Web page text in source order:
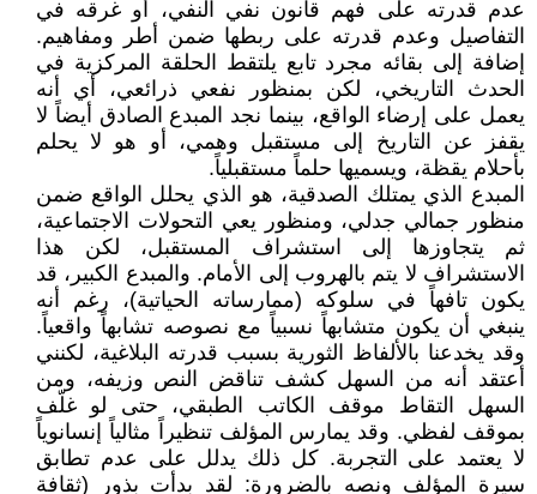
عدم قدرته على فهم قانون نفي النفي، أو غرقه في
التفاصيل وعدم قدرته على ربطها ضمن أطر ومفاهيم.
إضافة إلى بقائه مجرد تابع يلتقط الحلقة المركزية في
الحدث التاريخي، لكن بمنظور نفعي ذرائعي، أي أنه
يعمل على إرضاء الواقع، بينما نجد المبدع الصادق أيضاً لا
يقفز عن التاريخ إلى مستقبل وهمي، أو هو لا يحلم
بأحلام يقظة، ويسميها حلماً مستقبلياً.
المبدع الذي يمتلك الصدقية، هو الذي يحلل الواقع ضمن
منظور جمالي جدلي، ومنظور يعي التحولات الاجتماعية،
ثم يتجاوزها إلى استشراف المستقبل، لكن هذا
الاستشراف لا يتم بالهروب إلى الأمام. والمبدع الكبير، قد
يكون تافهاً في سلوكه (ممارساته الحياتية)، رغم أنه
ينبغي أن يكون متشابهاً نسبياً مع نصوصه تشابهاً واقعياً.
وقد يخدعنا بالألفاظ الثورية بسبب قدرته البلاغية، لكنني
أعتقد أنه من السهل كشف تناقض النص وزيفه، ومن
السهل التقاط موقف الكاتب الطبقي، حتى لو غلّف
بموقف لفظي. وقد يمارس المؤلف تنظيراً مثالياً إنسانوياً
لا يعتمد على التجربة. كل ذلك يدلل على عدم تطابق
سيرة المؤلف ونصه بالضرورة: لقد بدأت بذور (ثقافة